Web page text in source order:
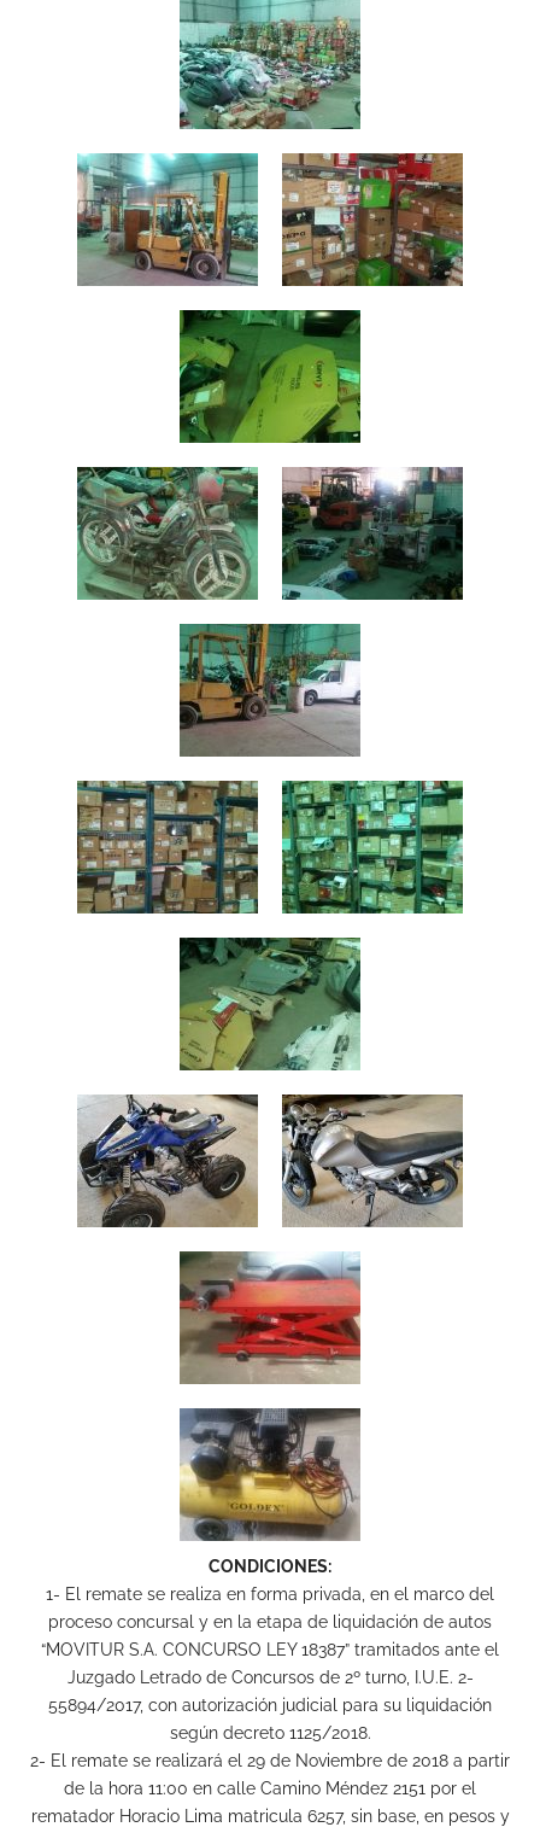
CONDICIONES:
1- El remate se realiza en forma privada, en el marco del
proceso concursal y en la etapa de liquidación de autos
“MOVITUR S.A. CONCURSO LEY 18387” tramitados ante el
Juzgado Letrado de Concursos de 2º turno, I.U.E. 2-
55894/2017, con autorización judicial para su liquidación
según decreto 1125/2018.
2- El remate se realizará el 29 de Noviembre de 2018 a partir
de la hora 11:00 en calle Camino Méndez 2151 por el
rematador Horacio Lima matricula 6257, sin base, en pesos y